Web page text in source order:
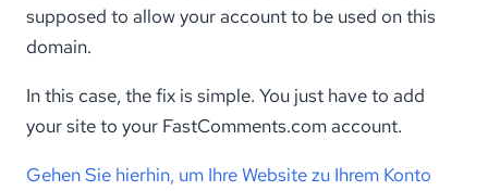
supposed to allow your account to be used on this
domain.
In this case, the fix is simple. You just have to add
your site to your FastComments.com account.
Gehen Sie hierhin, um Ihre Website zu Ihrem Konto